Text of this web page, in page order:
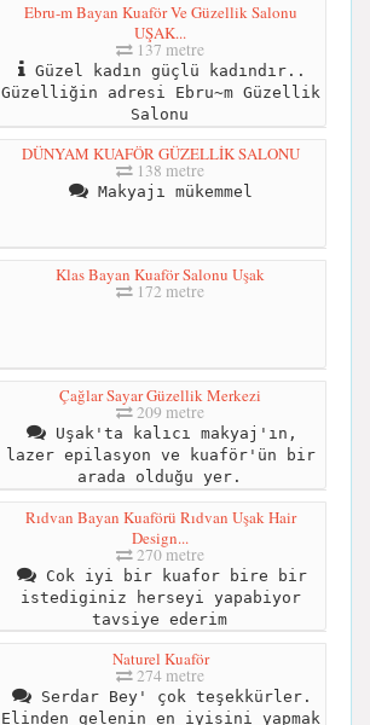
Ebru-m Bayan Kuaför Ve Güzellik Salonu
UŞAK...
137 metre
Güzel kadın güçlü kadındır..
Güzelliğin adresi Ebru~m Güzellik
Salonu
DÜNYAM KUAFÖR GÜZELLİK SALONU
138 metre
Makyajı mükemmel
Klas Bayan Kuaför Salonu Uşak
172 metre
Çağlar Sayar Güzellik Merkezi
209 metre
Uşak'ta kalıcı makyaj'ın,
lazer epilasyon ve kuaför'ün bir
arada olduğu yer.
Rıdvan Bayan Kuaförü Rıdvan Uşak Hair
Design...
270 metre
Cok iyi bir kuafor bire bir
istediginiz herseyi yapabiyor
tavsiye ederim
Naturel Kuaför
274 metre
Serdar Bey' çok teşekkürler.
Elinden gelenin en iyisini yapmak